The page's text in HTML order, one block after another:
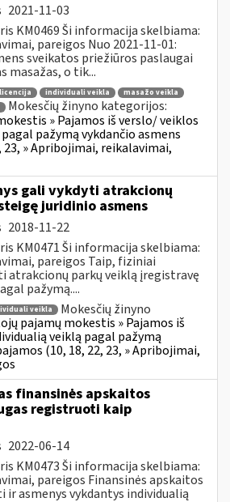
2021-11-03
KM0469 Ši informacija skelbiama:
pareigos Nuo 2021-11-01:
sveikatos priežiūros paslaugai
masažas, o tik...
licencija individuali veikla
masažo veikla
Mokesčių žinyno kategorijos:
» Pajamos iš verslo/ veiklos
pažymą vykdančio asmens
23, » Apribojimai, reikalavimai,
gali vykdyti atrakcionų
juridinio asmens
2018-11-22
KM0471 Ši informacija skelbiama:
pareigos Taip, fiziniai
atrakcionų parkų veiklą įregistravę
pažymą....
veikla
Mokesčių žinyno
pajamų mokestis » Pajamos iš
veiklą pagal pažymą
(10, 18, 22, 23, » Apribojimai,
finansinės apskaitos
registruoti kaip
2022-06-14
KM0473 Ši informacija skelbiama:
pareigos Finansinės apskaitos
asmenys vykdantys individualią